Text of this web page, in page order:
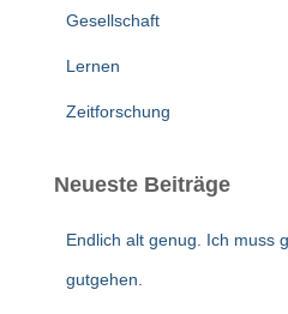
Gesellschaft
Lernen
Zeitforschung
Neueste Beiträge
Endlich alt genug. Ich muss
gutgehen.